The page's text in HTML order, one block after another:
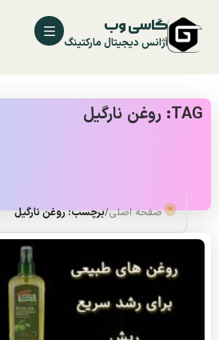
گاسی وب
آژانس دیجیتال مارکتینگ
TAG: روغن نارگیل
صفحه اصلی/برچسب: روغن نارگیل